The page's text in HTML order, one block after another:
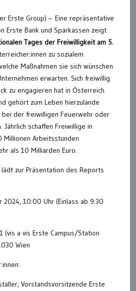
Erste Group) – Eine repräsentative
Erste Bank und Sparkassen zeigt
Tages der Freiwilligkeit am 5.
zu sozialem
Maßnahmen sie sich wünschen
erwarten. Sich freiwillig
zu engagieren hat in Österreich
gehört zum Leben hierzulande
bei der freiwilligen Feuerwehr oder
Jährlich schaffen Freiwillige in
Millionen Arbeitsstunden
als 10 Milliarden Euro.
zur Präsentation des Reports
2024, 10:00 Uhr (Einlass ab 9:30
(vis a vis Erste Campus/Station
Wien
Vorstandsvorsitzende Erste